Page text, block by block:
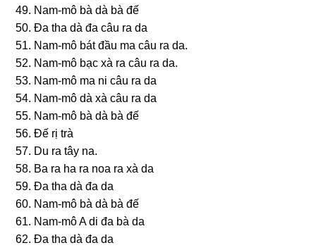
49. Nam-mô bà dà bà đế
50. Ða tha dà đa câu ra da
51. Nam-mô bát đầu ma câu ra da.
52. Nam-mô bạc xà ra câu ra da.
53. Nam-mô ma ni câu ra da
54. Nam-mô dà xà câu ra da
55. Nam-mô bà dà bà đế
56. Ðế rị trà
57. Du ra tây na.
58. Ba ra ha ra noa ra xà da
59. Ða tha dà đa da
60. Nam-mô bà dà bà đế
61. Nam-mô A di đa bà da
62. Ða tha dà đa da